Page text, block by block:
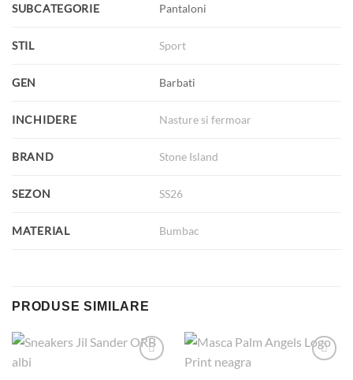
SUBCATEGORIE Pantaloni
STIL Sport
GEN Barbati
INCHIDERE Nasture si fermoar
BRAND Stone Island
SEZON SS26
MATERIAL Bumbac
PRODUSE SIMILARE